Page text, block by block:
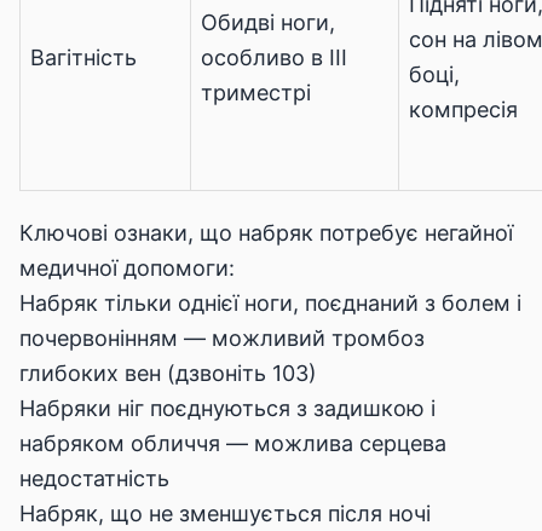
Вагітність
Обидві ноги,
особливо в ІІІ
триместрі
сон на
боці,
компресія
Ключові ознаки, що набряк потребує негайної
медичної допомоги:
Набряк тільки однієї ноги, поєднаний з болем і
почервонінням — можливий тромбоз
глибоких вен (дзвоніть 103)
Набряки ніг поєднуються з задишкою і
набряком обличчя — можлива серцева
недостатність
Набряк, що не зменшується після ночі